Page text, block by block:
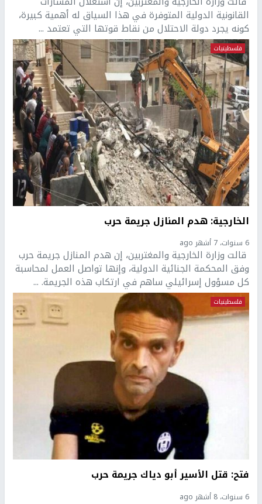
القانونية الدولية المتوفرة في هذا السياق له أهمية كبيرة،
كونه يجرد دولة الاحتلال من نقاط قوتها التي تعتمد ...
فلسطينيات
الخارجية: هدم المنازل جريمة حرب
6 سنوات، 7 أشهر ago
قالت وزارة الخارجية والمغتربين، إن هدم المنازل جريمة حرب
وفق المحكمة الجنائية الدولية، وإنها تواصل العمل لمحاسبة
كل مسؤول إسرائيلي ساهم في ارتكاب هذه الجريمة. ...
فلسطينيات
فتح: قتل الأسير أبو دياك جريمة حرب
6 سنوات، 8 أشهر ago